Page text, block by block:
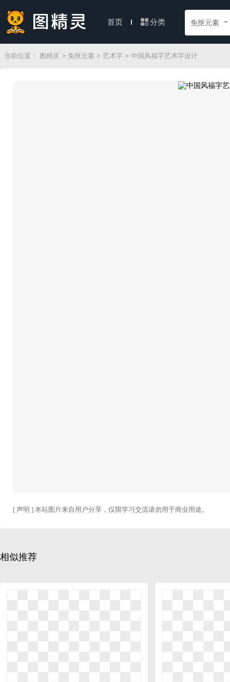
首页 分类 免抠元素
当前位置： 图精灵 > 免抠元素 > 艺术字 > 中国风福字艺术字设计
[ 声明 ] 本站图片来自用户分享，仅限学习交流请勿用于商业用途。
相似推荐